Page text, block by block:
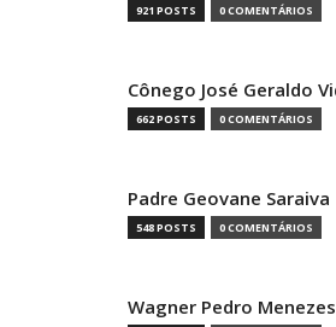
921 POSTS 0 COMENTÁRIOS
Cônego José Geraldo
662 POSTS 0 COMENTÁRIOS
Padre Geovane Saraiva
548 POSTS 0 COMENTÁRIOS
Wagner Pedro Menezes